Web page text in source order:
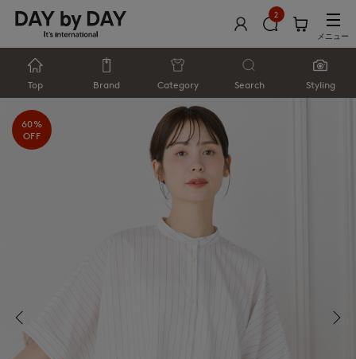
2
メニュー
Top Brand Category Search Styling
60%
OFF